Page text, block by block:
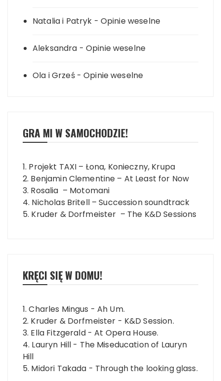
Natalia i Patryk - Opinie weselne
Aleksandra - Opinie weselne
Ola i Grześ-Opinie weselne
GRA MI W SAMOCHODZIE!
1. Projekt TAXI – Łona, Konieczny, Krupa
2. Benjamin Clementine – At Least for Now
3. Rosalia – Motomani
4. Nicholas Britell – Succession soundtrack
5. Kruder & Dorfmeister – The K&D Sessions
KRĘCI SIĘ W DOMU!
1. Charles Mingus - Ah Um.
2. Kruder & Dorfmeister - K&D Session.
3. Ella Fitzgerald - At Opera House.
4. Lauryn Hill - The Miseducation of Lauryn
Hill
5. Midori Takada - Through the looking glass.